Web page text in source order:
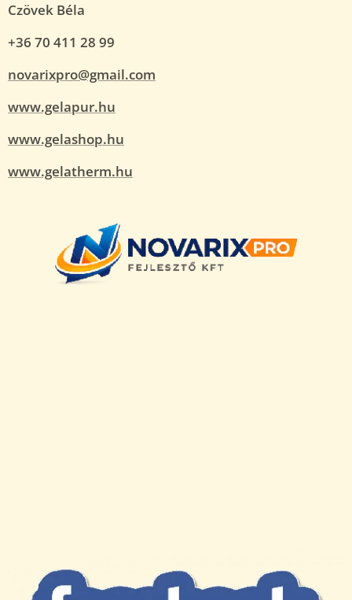
Czövek Béla
+36 70 411 28 99
novarixpro@gmail.com
www.gelapur.hu
www.gelashop.hu
www.gelatherm.hu